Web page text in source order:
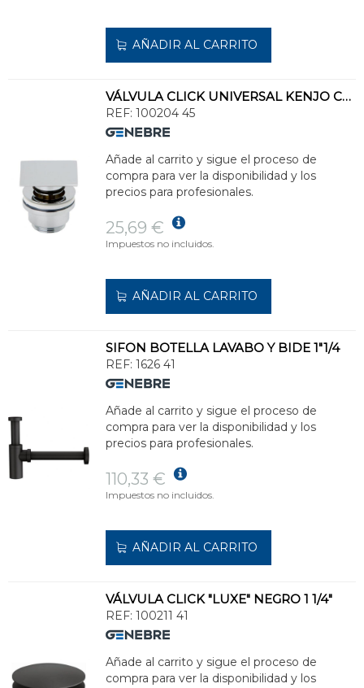
AÑADIR AL CARRITO
VÁLVULA CLICK UNIVERSAL KENJO CROMO
REF: 100204 45
Añade al carrito y sigue el proceso de
compra para ver la disponibilidad y los
precios para profesionales.
25,69 €
Impuestos no incluidos.
AÑADIR AL CARRITO
SIFON BOTELLA LAVABO Y BIDE 1"1/4
REF: 1626 41
Añade al carrito y sigue el proceso de
compra para ver la disponibilidad y los
precios para profesionales.
110,33 €
Impuestos no incluidos.
AÑADIR AL CARRITO
VÁLVULA CLICK "LUXE" NEGRO 1 1/4"
REF: 100211 41
Añade al carrito y sigue el proceso de
compra para ver la disponibilidad y los